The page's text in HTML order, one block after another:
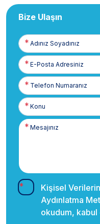
Bize Ulaşın
Adınız
Soyadınız
E-
Posta
Telefon
Numaranız
Kişisel
Aydınlatma
okudum, kabul